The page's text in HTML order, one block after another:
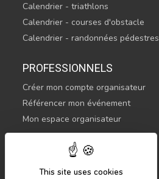
This site uses cookies
Calendrier - triathlons
Calendrier - courses d'obstacle
Calendrier - randonnées pédestres
PROFESSIONNELS
Créer mon compte organisateur
Référencer mon événement
Mon espace organisateur
CONTACTEZ-NOUS